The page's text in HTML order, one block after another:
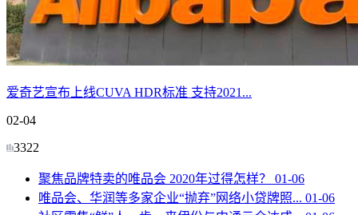
爱奇艺宣布上线CUVA HDR标准 支持2021...
02-04
3322
聚焦品牌特卖的唯品会 2020年过得怎样？
01-06
唯品会、华润等多家企业“抛弃”网络小贷牌照... 01-06